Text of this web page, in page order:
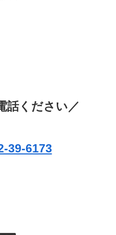
話ください／
39-6173